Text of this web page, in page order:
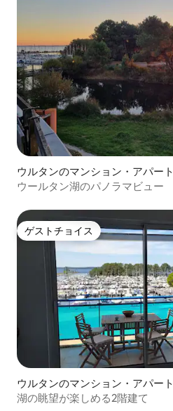
ウルタンのマンション・アパート
ウールタン湖のパノラマビュー
ゲストチョイス
ゲストチョイス
ウルタンのマンション・アパート
湖の眺望が楽しめる2階建て